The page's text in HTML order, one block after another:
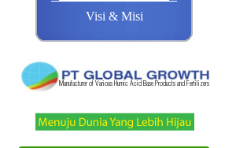
Visi & Misi